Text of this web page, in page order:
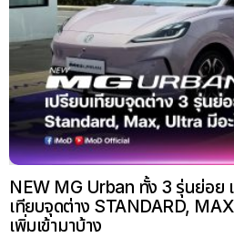
NEW MG Urban ทั้ง 3 รุ่นย่อย
เทียบจุดต่าง STANDARD,
เพิ่มเข้ามาบ้าง